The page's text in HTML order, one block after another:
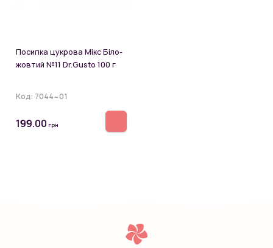
Посипка цукрова Мікс Біло-
жовтий №11 Dr.Gusto 100 г
Код: 7044~01
199.00 грн